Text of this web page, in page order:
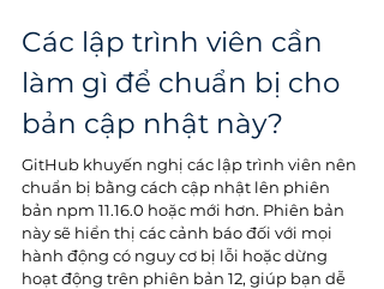
Các lập trình viên cần
làm gì để chuẩn bị cho
bản cập nhật này?
GitHub khuyến nghị các lập trình viên nên
chuẩn bị bằng cách cập nhật lên phiên
bản npm 11.16.0 hoặc mới hơn. Phiên bản
này sẽ hiển thị các cảnh báo đối với mọi
hành động có nguy cơ bị lỗi hoặc dừng
hoạt động trên phiên bản 12, giúp bạn dễ